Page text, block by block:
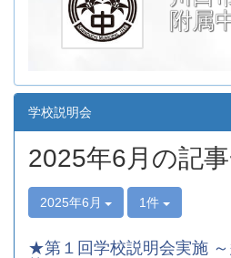
附属
学校説明会
2025年6月の記
2025年6月 1件
★第１回学校説明会実施